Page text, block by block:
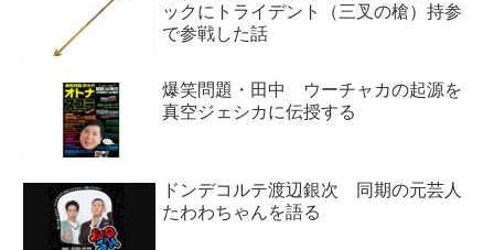
ックにトライデント（三叉の槍）持参
で参戦した話
爆笑問題・田中 ウーチャカの起源を
真空ジェシカに伝授する
ドンデコルテ渡辺銀次 同期の元芸人
たわわちゃんを語る